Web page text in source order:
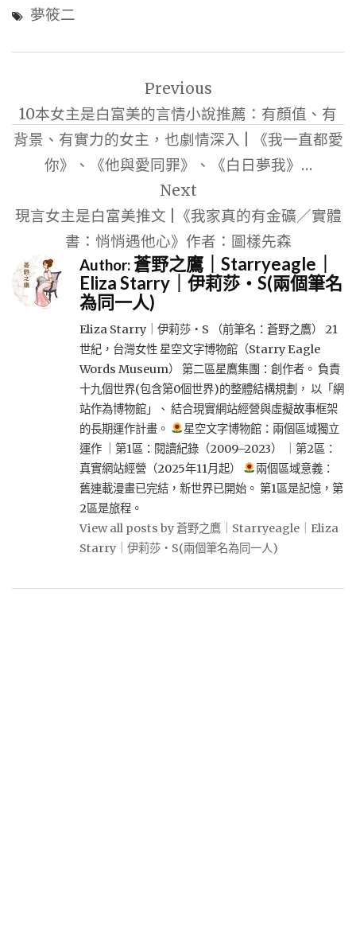
夢筱二
導
覽
Previous
10本女主是白富美的言情小說推薦：有顏值、有
背景、有實力的女主，也劇情深入 | 《我一直都愛
你》、《他與愛同罪》、《白日夢我》…
Next
現言女主是白富美推文 |《我家真的有金礦／實體
書：悄悄遇他心》作者：圖樣先森
Author:蒼野之鷹｜Starryeagle｜
Eliza Starry｜伊莉莎・S(兩個筆名
為同一人)
Eliza Starry｜伊莉莎・S （前筆名：蒼野之鷹） 21
世紀，台灣女性 星空文字博物館（Starry Eagle
Words Museum） 第二區星鷹集團：創作者。 負責
十九個世界(包含第0個世界)的整體結構規劃， 以「網
站作為博物館」、 結合現實網站經營與虛擬故事框架
的長期運作計畫。
星空文字博物館：兩個區域獨立
運作 ｜第1區：閱讀紀錄（2009–2023） ｜第2區：
真實網站經營（2025年11月起）
兩個區域意義：
舊連載漫畫已完結，新世界已開始。 第1區是記憶，第
2區是旅程。
View all posts by 蒼野之鷹｜Starryeagle｜Eliza
Starry｜伊莉莎・S(兩個筆名為同一人)